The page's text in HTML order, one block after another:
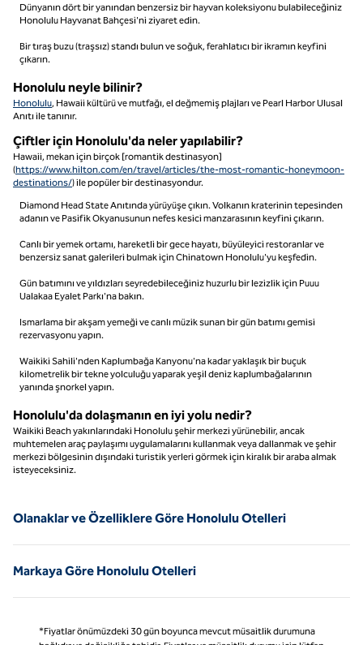
Dünyanın dört bir yanından benzersiz bir hayvan koleksiyonu bulabileceğiniz
Honolulu Hayvanat Bahçesi'ni ziyaret edin.
Bir tıraş buzu (traşsız) standı bulun ve soğuk, ferahlatıcı bir ikramın keyfini
çıkarın.
Honolulu neyle bilinir?
Honolulu, Hawaii kültürü ve mutfağı, el değmemiş plajları ve Pearl Harbor Ulusal
Anıtı ile tanınır.
Çiftler için Honolulu'da neler yapılabilir?
Hawaii, mekan için birçok [romantik destinasyon]
(https://www.hilton.com/en/travel/articles/the-most-romantic-honeymoon-
destinations/) ile popüler bir destinasyondur.
Diamond Head State Anıtında yürüyüşe çıkın. Volkanın kraterinin tepesinden
adanın ve Pasifik Okyanusunun nefes kesici manzarasının keyfini çıkarın.
Canlı bir yemek ortamı, hareketli bir gece hayatı, büyüleyici restoranlar ve
benzersiz sanat galerileri bulmak için Chinatown Honolulu'yu keşfedin.
Gün batımını ve yıldızları seyredebileceğiniz huzurlu bir lezizlik için Puuu
Ualakaa Eyalet Parkı'na bakın.
Ismarlama bir akşam yemeği ve canlı müzik sunan bir gün batımı gemisi
rezervasyonu yapın.
Waikiki Sahili'nden Kaplumbağa Kanyonu'na kadar yaklaşık bir buçuk
kilometrelik bir tekne yolculuğu yaparak yeşil deniz kaplumbağalarının
yanında şnorkel yapın.
Honolulu'da dolaşmanın en iyi yolu nedir?
Waikiki Beach yakınlarındaki Honolulu şehir merkezi yürünebilir, ancak
muhtemelen araç paylaşımı uygulamalarını kullanmak veya dallanmak ve şehir
merkezi bölgesinin dışındaki turistik yerleri görmek için kiralık bir araba almak
isteyeceksiniz.
Olanaklar ve Özelliklere Göre Honolulu Otelleri
Markaya Göre Honolulu Otelleri
*Fiyatlar önümüzdeki 30 gün boyunca mevcut müsaitlik durumuna